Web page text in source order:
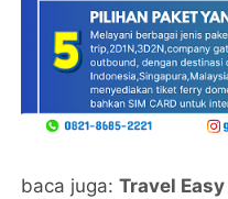
baca juga:Travel